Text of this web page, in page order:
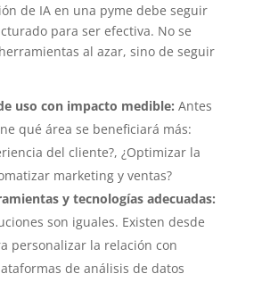
de IA en una pyme debe seguir
para ser efectiva. No se
al azar, sino de seguir
uso con impacto medible: Antes
qué área se beneficiará más:
del cliente?, ¿Optimizar la
marketing y ventas?
y tecnologías adecuadas:
son iguales. Existen desde
personalizar la relación con
de análisis de datos